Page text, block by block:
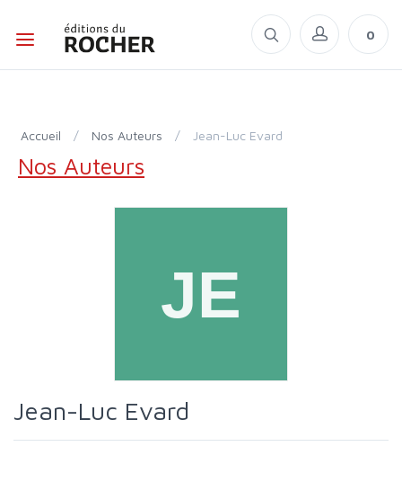
0
Accueil / Nos Auteurs / Jean-Luc Evard
Nos Auteurs
Jean-Luc Evard